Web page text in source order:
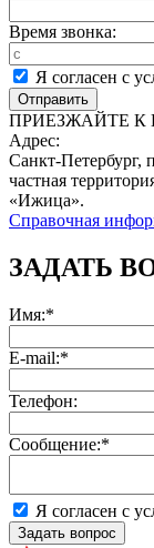
Время звонка:
Я согласен с
ПРИЕЗЖАЙТЕ
Адрес:
Санкт-Петербург,
частная
«Ижица».
Справочная
ЗАДАТЬ
Имя:*
E-mail:*
Телефон:
Сообщение:*
Я согласен с